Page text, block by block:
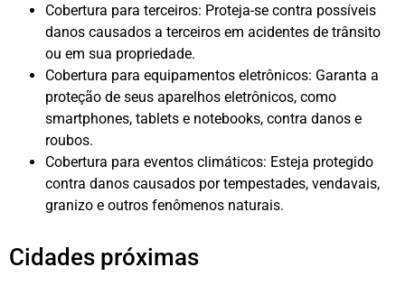
Cobertura para terceiros: Proteja-se contra possíveis
danos causados a terceiros em acidentes de trânsito
ou em sua propriedade.
Cobertura para equipamentos eletrônicos: Garanta a
proteção de seus aparelhos eletrônicos, como
smartphones, tablets e notebooks, contra danos e
roubos.
Cobertura para eventos climáticos: Esteja protegido
contra danos causados por tempestades, vendavais,
granizo e outros fenômenos naturais.
Cidades próximas